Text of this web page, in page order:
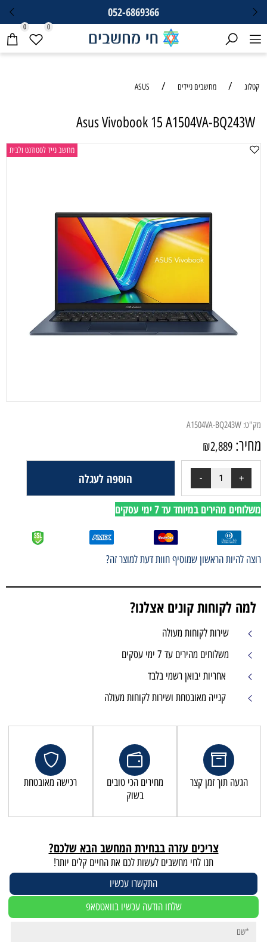
052-6869366
0 0
קטלוג / מחשבים ניידים /
ASUS
Asus Vivobook 15 A1504VA-BQ243W
מחשב נייד לסטודנט ולבית
מק"ט: A1504VA-BQ243W
מחיר: ₪2,889
הוספה לעגלה
משלוחים מהירים במיוחד עד 7 ימי עסקים
רוצה להיות הראשון שמוסיף חוות דעת למוצר זה?
למה לקוחות קונים אצלנו?
שירות לקוחות מעולה
משלוחים מהירים עד 7 ימי עסקים
אחריות יבואן רשמי בלבד
קנייה מאובטחת ושירות לקוחות מעולה
הגעה תוך זמן קצר
מחירים הכי טובים
בשוק
רכישה מאובטחת
צריכים עזרה בבחירת המחשב הבא שלכם?
תנו לחי מחשבים לעשות לכם את החיים קלים יותר!
התקשרו עכשיו
שלחו הודעה עכשיו בוואטסאפ